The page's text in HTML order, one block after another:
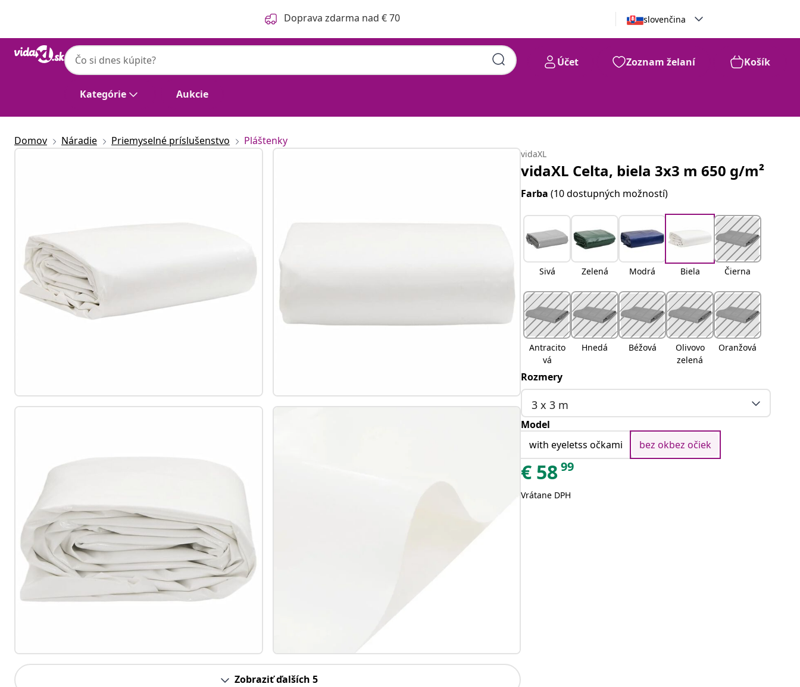
Doprava zdarma nad € 70 slovenčina
Kategórie Aukcie
Účet Zoznam želaní Košík
Domov Náradie Priemyselné príslušenstvo Pláštenky
Zobraziť ďalších 5
vidaXL
vidaXL Celta, biela 3x3 m 650 g/m²
Farba(10 dostupných možností)
Sivá Zelená Modrá Biela Čierna
Antracito
vá
Hnedá Béžová
Olivovo
zelená
Oranžová
Rozmery
3 x 3 m
Model
with eyeletss očkami
bez okbez očiek
€ 5899
Vrátane DPH